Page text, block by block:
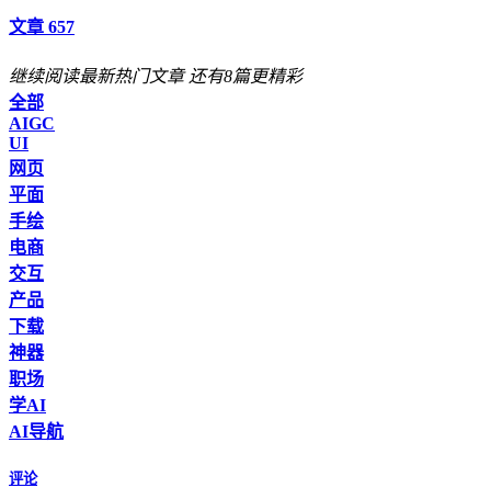
文章 657
继续阅读最新热门文章 还有8篇更精彩
全部
AIGC
UI
网页
平面
手绘
电商
交互
产品
下载
神器
职场
学AI
AI导航
评论